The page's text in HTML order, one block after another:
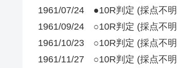
1961/07/24 ●10R判定 (採点不
1961/09/24 ○10R判定 (採点不
1961/10/23 ○10R判定 (採点不
1961/11/27 ○10R判定 (採点不